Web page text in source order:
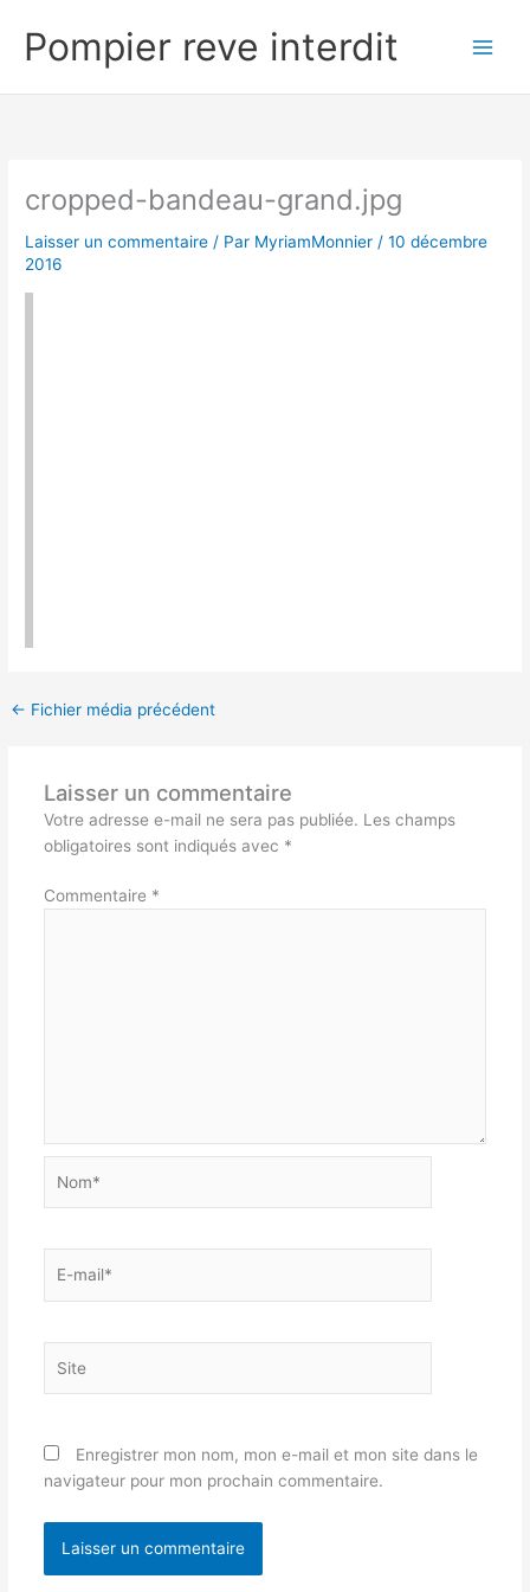
contenu
Pompier reve interdit
cropped-bandeau-grand.jpg
Laisser un commentaire / Par MyriamMonnier /10 décembre
2016
← Fichier média précédent
Laisser un commentaire
Votre adresse e-mail ne sera pas publiée. Les champs
obligatoires sont indiqués avec *
Commentaire *
mail*
Enregistrer mon nom, mon e-mail et mon site dans le
navigateur pour mon prochain commentaire.